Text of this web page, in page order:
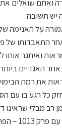
ואתם שואלים
יש תשובה:
התאבדותו של
ואיתגר
האגדיים
את רמת
כל רגע בו עם
רב מבלי שראינו
עד שלבסוף